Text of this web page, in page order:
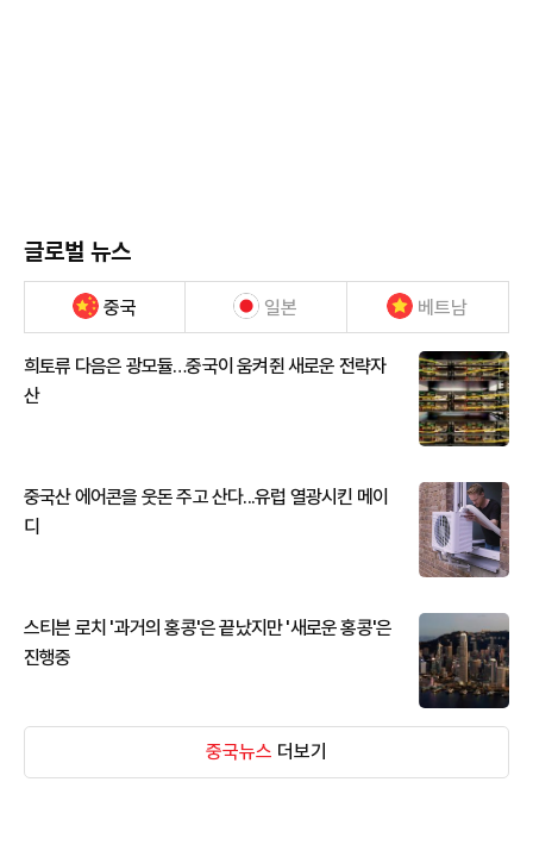
글로벌 뉴스
중국 일본 베트남
희토류 다음은 광모듈…중국이 움켜쥔 새로운 전략자
산
중국산 에어콘을 웃돈 주고 산다...유럽 열광시킨 메이
디
스티븐 로치 '과거의 홍콩'은 끝났지만 '새로운 홍콩'은
진행중
중국뉴스 더보기